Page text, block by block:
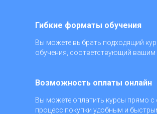
Гибкие форматы обучения
Вы можете выбрать подходящий
обучения, соответствующий вашим
Возможность оплаты онлайн
Вы можете оплатить курсы прямо с
процесс покупки удобным и